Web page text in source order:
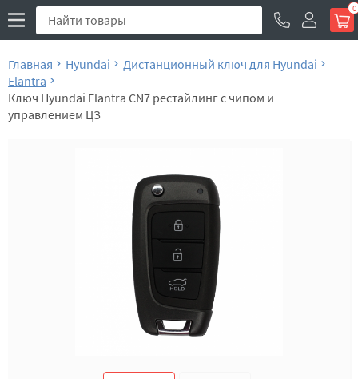
0
Главная Hyundai
Дистанционный ключ для Hyundai
Elantra
Ключ Hyundai Elantra CN7 рестайлинг с чипом и
управлением ЦЗ